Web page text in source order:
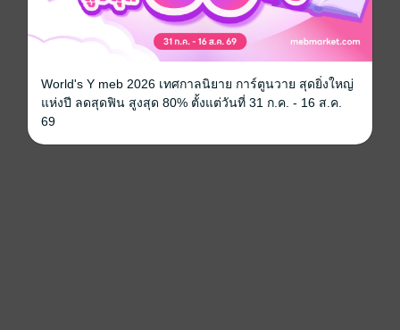
World's Y meb 2026 เทศกาลนิยาย การ์ตูนวาย สุดยิ่งใหญ่
แห่งปี ลดสุดฟิน สูงสุด 80% ตั้งแต่วันที่ 31 ก.ค. - 16 ส.ค.
69